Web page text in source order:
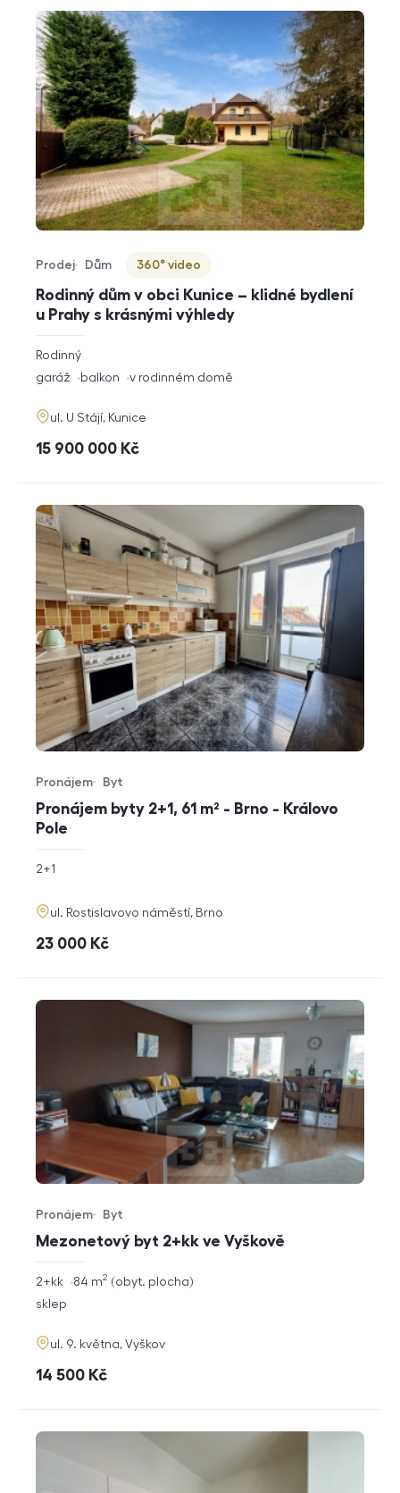
Rodinný dům v obci Kunice – klidné bydlení
u Prahy s krásnými výhledy
Typ nabídky
Prodej
Typ nemovitosti
Dům
Virtuální prohlídka
360° video
rozměry
dispozice
Rodinný
funkce
garáž balkon v rodinném domě
adresa
ul. U Stájí, Kunice
cena
15 900 000 Kč
Pronájem byty 2+1, 61 m² - Brno - Královo
Pole
Typ nabídky
Pronájem
Typ nemovitosti
Byt
rozměry
dispozice
2+1
adresa
ul. Rostislavovo náměstí, Brno
cena
23 000 Kč
Mezonetový byt 2+kk ve Vyškově
Typ nabídky
Pronájem
Typ nemovitosti
Byt
rozměry
dispozice
2+kk obyt. plocha
84 m2
funkce
sklep
adresa
ul. 9. května, Vyškov
cena
14 500 Kč